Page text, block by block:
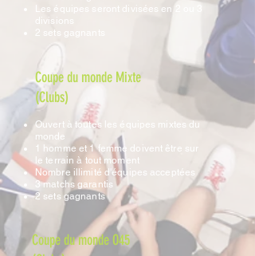
Ouvert à toutes les équipes mixtes du
monde
1 homme et 1 femme doivent être sur
le terrain à tout moment
Nombre illimité d'équipes acceptées
3 matchs garantis
2 sets gagnants
Les équipes seront divisées en 2 ou 3
divisions
2 sets gagnants
Coupe du monde O45
Coupe du monde Mixte
(Clubs)